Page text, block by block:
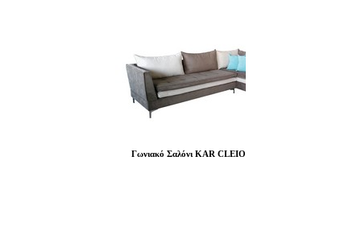
Γωνιακό Σαλόνι KAR CLEIO